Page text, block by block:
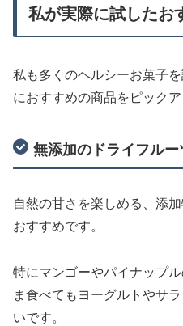
私が実際に試したお
私も多くのヘルシーお菓子
におすすめの商品をピックア
無添加のドライフルー
自然の甘さを楽しめる、添
おすすめです。
特にマンゴーやパイナップ
ま食べてもヨーグルトやサ
いです。